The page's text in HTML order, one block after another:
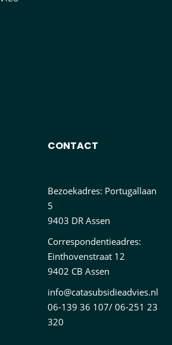
CONTACT
Bezoekadres: Portugallaan
5
9403 DR Assen
Correspondentieadres:
Einthovenstraat 12
9402 CB Assen
info@catasubsidieadvies.nl
06-139 36 107/ 06-251 23
320